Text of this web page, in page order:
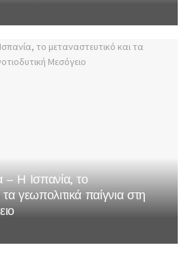
– Η Ισπανία, το
τα γεωπολιτικά παίγνια στη